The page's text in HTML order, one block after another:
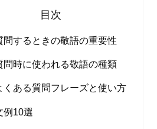
目次
問するときの敬語の重要性
問時に使われる敬語の種類
くある質問フレーズと使い方
例10選